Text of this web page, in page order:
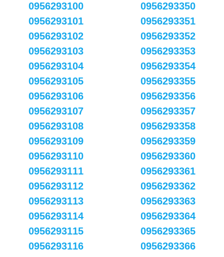
0956293100
0956293101
0956293102
0956293103
0956293104
0956293105
0956293106
0956293107
0956293108
0956293109
0956293110
0956293111
0956293112
0956293113
0956293114
0956293115
0956293116
0956293350
0956293351
0956293352
0956293353
0956293354
0956293355
0956293356
0956293357
0956293358
0956293359
0956293360
0956293361
0956293362
0956293363
0956293364
0956293365
0956293366